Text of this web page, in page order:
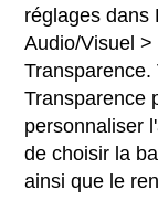
réglages dans
Audio/Visuel
Transparence
personnaliser
de choisir la
ainsi que le